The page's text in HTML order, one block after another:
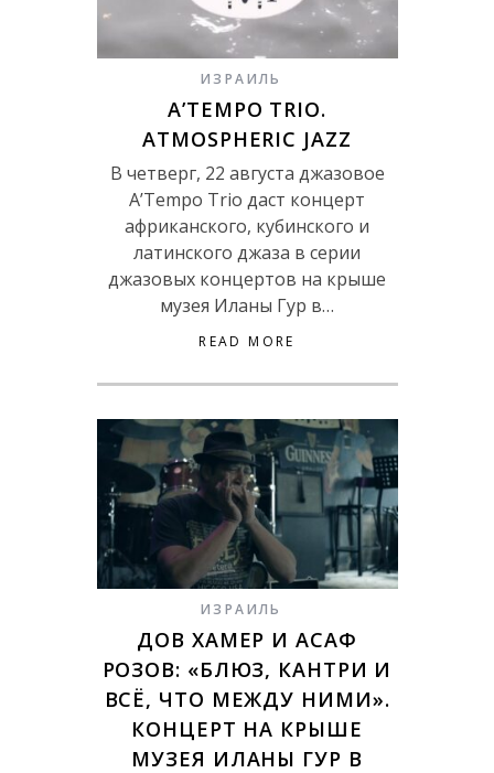
ИЗРАИЛЬ
A’TEMPO TRIO.
ATMOSPHERIC JAZZ
В четверг, 22 августа джазовое
A’Tempo Trio даст концерт
африканского, кубинского и
латинского джаза в серии
джазовых концертов на крыше
музея Иланы Гур в…
READ MORE
ИЗРАИЛЬ
ДОВ ХАМЕР И АСАФ
РОЗОВ: «БЛЮЗ, КАНТРИ И
ВСЁ, ЧТО МЕЖДУ НИМИ».
КОНЦЕРТ НА КРЫШЕ
МУЗЕЯ ИЛАНЫ ГУР В